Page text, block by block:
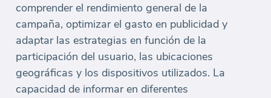
comprender el rendimiento general de la
campaña, optimizar el gasto en publicidad y
adaptar las estrategias en función de la
participación del usuario, las ubicaciones
geográficas y los dispositivos utilizados. La
capacidad de informar en diferentes